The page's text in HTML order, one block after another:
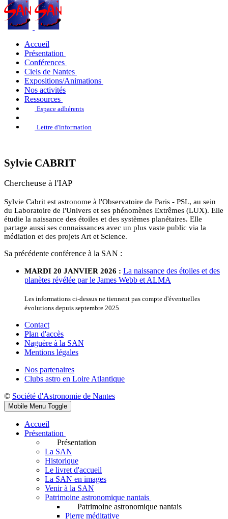
Accueil
Présentation
Conférences
Ciels de Nantes
Expositions/Animations
Nos activités
Ressources
Espace adhérents
Lettre d'information
Sylvie CABRIT
Chercheuse à l'IAP
Sylvie Cabrit est astronome à l'Observatoire de Paris - PSL, au sein
du Laboratoire de l'Univers et ses phénomènes Extrêmes (LUX). Elle
étudie la naissance des étoiles et des systèmes planétaires. Elle
partage aussi ses connaissances avec un plus vaste public via la
médiation et des projets Art et Science.
Sa précédente conférence à la SAN :
MARDI 20 JANVIER 2026 : La naissance des étoiles et des
planètes révélée par le James Webb et ALMA
Les informations ci-dessus ne tiennent pas compte d'éventuelles
évolutions depuis septembre 2025
Contact
Plan d'accès
Naguère à la SAN
Mentions légales
Nos partenaires
Clubs astro en Loire Atlantique
© Société d'Astronomie de Nantes
Mobile Menu Toggle
Accueil
Présentation
Présentation
La SAN
Historique
Le livret d'accueil
La SAN en images
Venir à la SAN
Patrimoine astronomique nantais
Patrimoine astronomique nantais
Pierre méditative